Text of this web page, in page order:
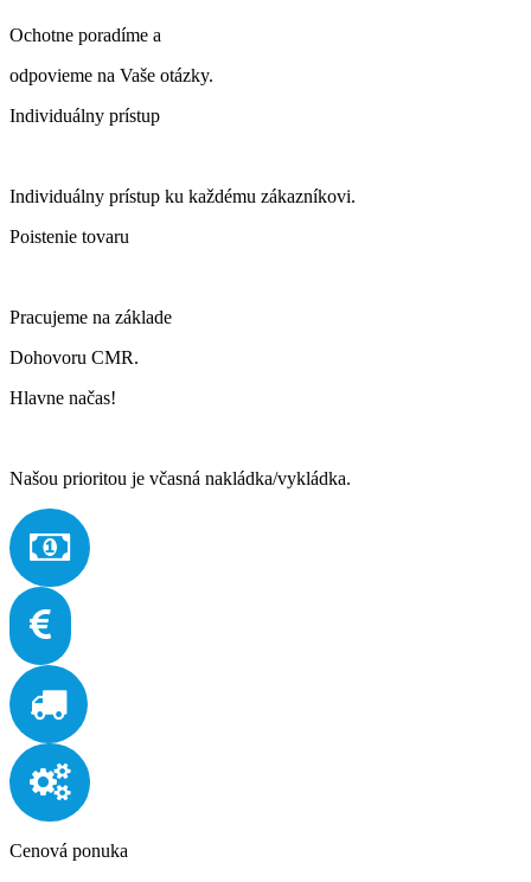
Ochotne poradíme a
odpovieme na Vaše otázky.
Individuálny prístup
Individuálny prístup ku každému zákazníkovi.
Poistenie tovaru
Pracujeme na základe
Dohovoru CMR.
Hlavne načas!
Našou prioritou je včasná nakládka/vykládka.
Cenová ponuka